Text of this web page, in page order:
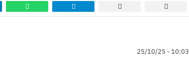
25/10/25 - 10:03